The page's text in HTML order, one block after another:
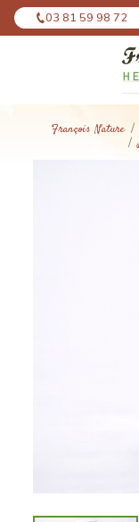
03 81 59 98 72
François Nature
Panneau de gestion